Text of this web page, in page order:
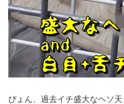
ぴょん、過去イチ盛大なヘソ